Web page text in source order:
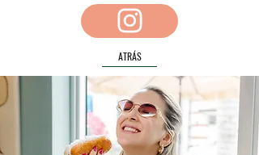
ATRÁS